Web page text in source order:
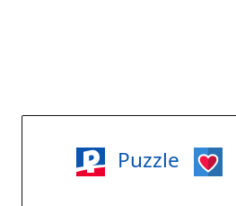
Puzzle